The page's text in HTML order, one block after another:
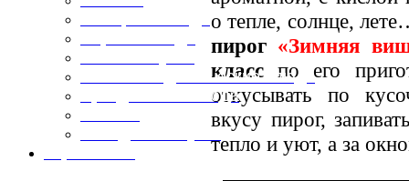
Постные и диетические блюда
Праздничные блюда
о тепле, солнце,
пирог «Зимняя
класс по его
откусывать по
вкусу пирог,
тепло и уют, а за